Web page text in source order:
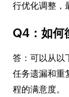
行优化调整，
Q4：如何
答：可以从以
任务遗漏和重
程的满意度。